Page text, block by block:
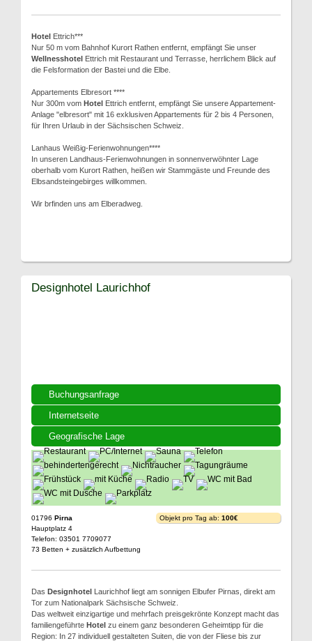
Hotel Ettrich***
Nur 50 m vom Bahnhof Kurort Rathen entfernt, empfängt Sie unser
Wellnesshotel Ettrich mit Restaurant und Terrasse, herrlichem Blick auf
die Felsformation der Bastei und die Elbe.
Appartements Elbresort ****
Nur 300m vom Hotel Ettrich entfernt, empfängt Sie unsere Appartement-
Anlage "elbresort" mit 16 exklusiven Appartements für 2 bis 4 Personen,
für Ihren Urlaub in der Sächsischen Schweiz.
Lanhaus Weißig-Ferienwohnungen****
In unseren Landhaus-Ferienwohnungen in sonnenverwöhnter Lage
oberhalb vom Kurort Rathen, heißen wir Stammgäste und Freunde des
Elbsandsteingebirges willkommen.
Wir brfinden uns am Elberadweg.
Buchungsanfrage
Internetseite
Geografische Lage
Designhotel Laurichhof
01796 Pirna
Hauptplatz 4
Telefon: 03501 7709077
73 Betten + zusätzlich Aufbettung
Objekt pro Tag ab: 100€
Das Designhotel Laurichhof liegt am sonnigen Elbufer Pirnas, direkt am
Tor zum Nationalpark Sächsische Schweiz.
Das weltweit einzigartige und mehrfach preisgekrönte Konzept macht das
familiengeführte Hotel zu einem ganz besonderen Geheimtipp für die
Region: In 27 individuell gestalteten Suiten, die von der Fliese bis zur